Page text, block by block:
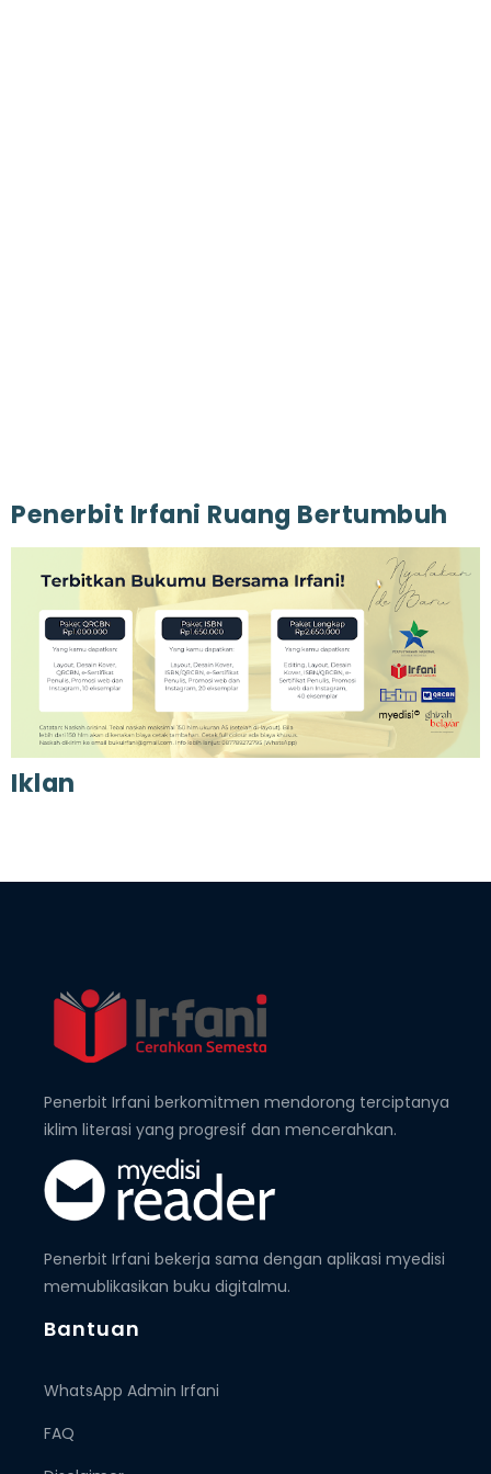
Penerbit Irfani Ruang Bertumbuh
Iklan
Penerbit Irfani berkomitmen mendorong terciptanya
iklim literasi yang progresif dan mencerahkan.
Penerbit Irfani bekerja sama dengan aplikasi myedisi
memublikasikan buku digitalmu.
Bantuan
WhatsApp Admin Irfani
FAQ